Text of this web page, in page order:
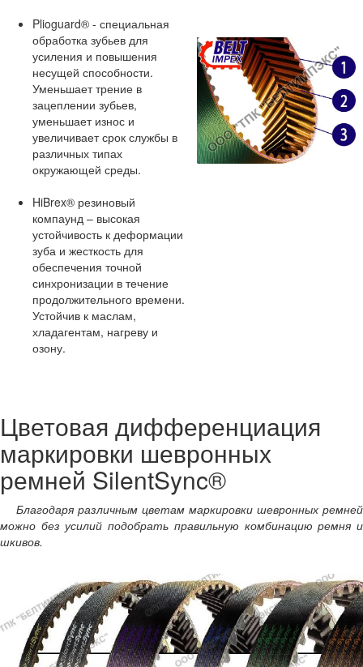
Plioguard® - специальная
обработка зубьев для
усиления и повышения
несущей способности.
Уменьшает трение в
зацеплении зубьев,
уменьшает износ и
увеличивает срок службы в
различных типах
окружающей среды.
HiBrex® резиновый
компаунд – высокая
устойчивость к деформации
зуба и жесткость для
обеспечения точной
синхронизации в течение
продолжительного времени.
Устойчив к маслам,
хладагентам, нагреву и
озону.
Цветовая дифференциация
маркировки шевронных
ремней SilentSync®
Благодаря различным цветам маркировки шевронных ремней
можно без усилий подобрать правильную комбинацию ремня и
шкивов.